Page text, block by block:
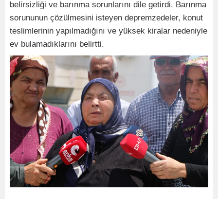
belirsizliği ve barınma sorunlarını dile getirdi. Barınma
sorununun çözülmesini isteyen depremzedeler, konut
teslimlerinin yapılmadığını ve yüksek kiralar nedeniyle
ev bulamadıklarını belirtti.